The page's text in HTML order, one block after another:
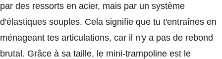
par des ressorts en acier, mais par un système
d'élastiques souples. Cela signifie que tu t'entraînes en
ménageant tes articulations, car il n'y a pas de rebond
brutal. Grâce à sa taille, le mini-trampoline est le